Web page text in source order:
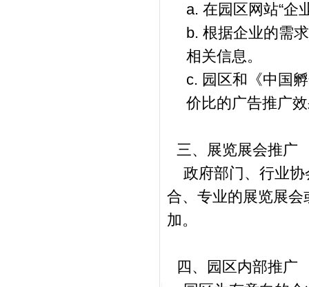
a. 在园区网站“企
b. 根据企业的需
相关信息。
c. 园区和《中国
价比的广告推广
三、展览展会推广
政府部门、行业协
合、专业的展览展
加。
四、园区内部推广